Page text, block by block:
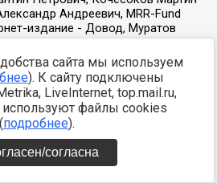
сайта мы используем
). К сайту подключены
LiveInternet, top.mail.ru,
файлы cookies
(подробнее).
согласна